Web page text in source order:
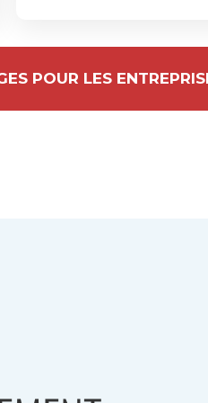
POUR LES